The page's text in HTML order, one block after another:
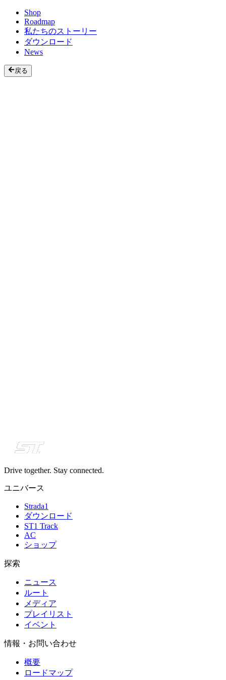
Shop
Roadmap
私たちのストーリー
ダウンロード
News
戻る
Drive together. Stay connected.
ユニバース
Strada1
ダウンロード
ST1 Track
AC
ショップ
探索
ニュース
ルート
メディア
プレイリスト
イベント
情報・お問い合わせ
概要
ロードマップ